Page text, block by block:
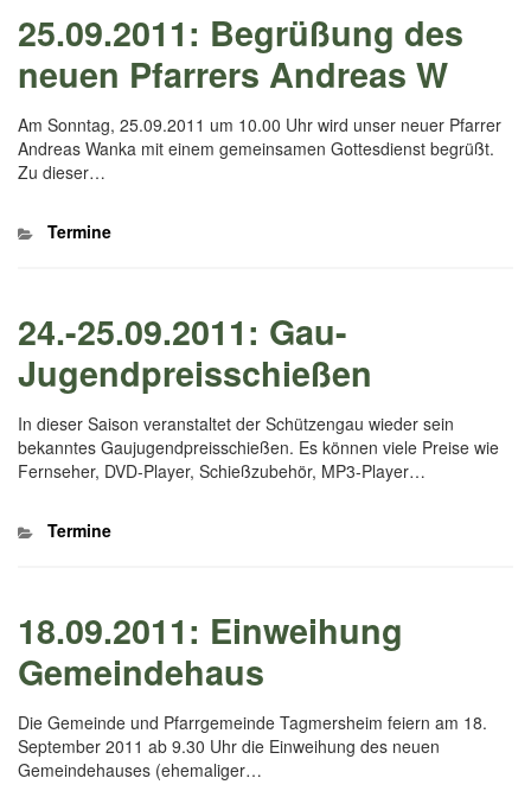
25.09.2011: Begrüßung des
neuen Pfarrers Andreas W
Am Sonntag, 25.09.2011 um 10.00 Uhr wird unser neuer Pfarrer
Andreas Wanka mit einem gemeinsamen Gottesdienst begrüßt.
Zu dieser…
Kategorien
Termine
24.-25.09.2011: Gau-
Jugendpreisschießen
In dieser Saison veranstaltet der Schützengau wieder sein
bekanntes Gaujugendpreisschießen. Es können viele Preise wie
Fernseher, DVD-Player, Schießzubehör, MP3-Player…
Kategorien
Termine
18.09.2011: Einweihung
Gemeindehaus
Die Gemeinde und Pfarrgemeinde Tagmersheim feiern am 18.
September 2011 ab 9.30 Uhr die Einweihung des neuen
Gemeindehauses (ehemaliger…